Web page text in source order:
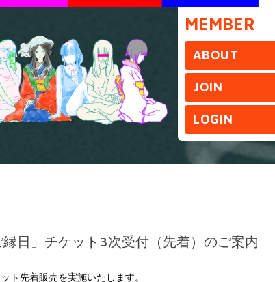
MEMBER
ABOUT
JOIN
LOGIN
日」チケット3次受付（先着）のご案内
ト先着販売を実施いたします。